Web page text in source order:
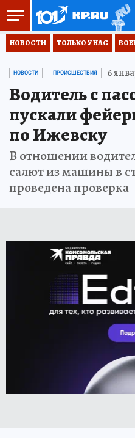
НОВОСТИ ТОЛЬКО У НАС
НОВОСТИ ПРОИСШЕСТВИЯ 6
Водитель с
пускали
по Ижевску
В отношении
салют из машины в
проведена проверка